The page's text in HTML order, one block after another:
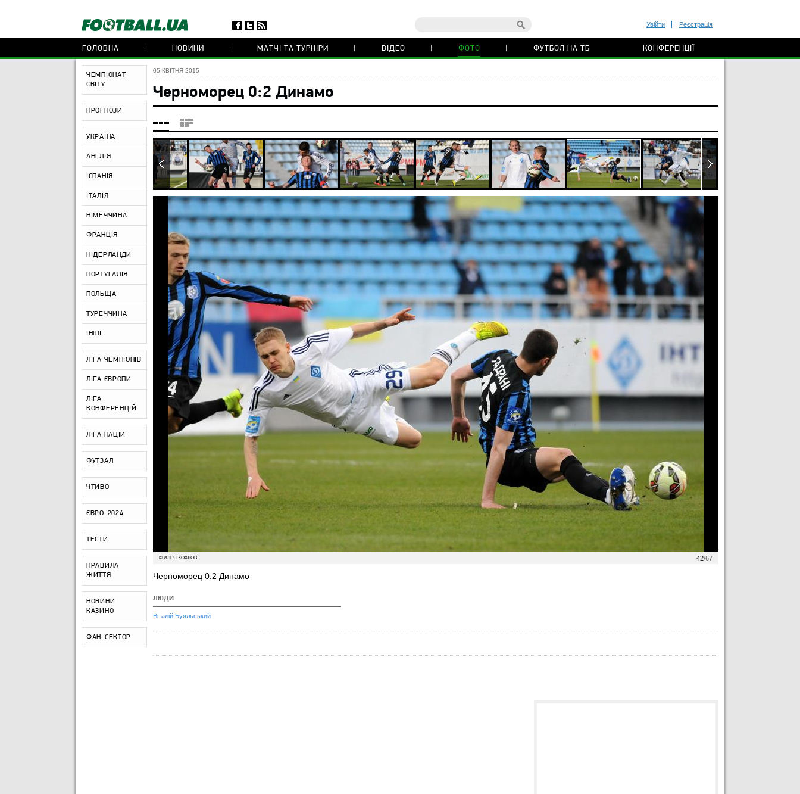
Увійти Реєстрація
ГОЛОВНА НОВИНИ МАТЧІ ТА ТУРНІРИ ВІДЕО ФОТО ФУТБОЛ НА ТБ КОНФЕРЕНЦІЇ
ЧЕМПІОНАТ
СВІТУ
ПРОГНОЗИ
УКРАЇНА
АНГЛІЯ
ІСПАНІЯ
ІТАЛІЯ
НІМЕЧЧИНА
ФРАНЦІЯ
НІДЕРЛАНДИ
ПОРТУГАЛІЯ
ПОЛЬЩА
ТУРЕЧЧИНА
ІНШІ
ЛІГА ЧЕМПІОНІВ
ЛІГА ЄВРОПИ
ЛІГА
КОНФЕРЕНЦІЙ
ЛІГА НАЦІЙ
ФУТЗАЛ
ЧТИВО
ЄВРО-2024
ТЕСТИ
ПРАВИЛА
ЖИТТЯ
НОВИНИ
КАЗИНО
ФАН-СЕКТОР
05 КВІТНЯ 2015
Черноморец 0:2 Динамо
42/67
© ИЛЬЯ ХОХЛОВ
Черноморец 0:2 Динамо
ЛЮДИ
Віталій Буяльський